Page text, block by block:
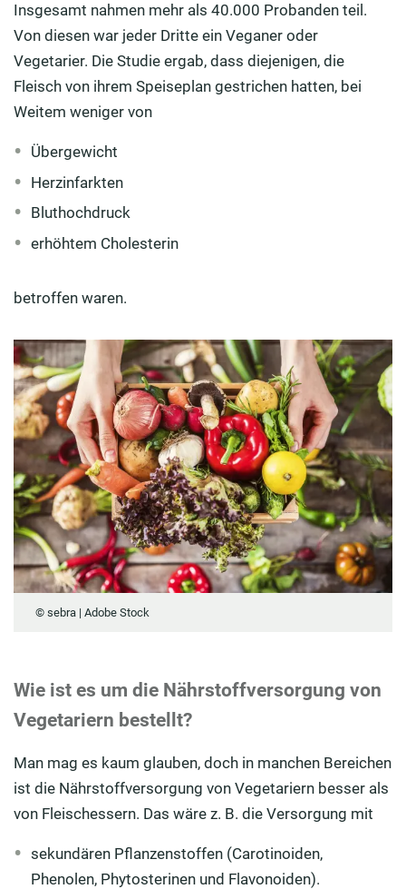
Insgesamt nahmen mehr als 40.000 Probanden teil.
Von diesen war jeder Dritte ein Veganer oder
Vegetarier. Die Studie ergab, dass diejenigen, die
Fleisch von ihrem Speiseplan gestrichen hatten, bei
Weitem weniger von
Übergewicht
Herzinfarkten
Bluthochdruck
erhöhtem Cholesterin
betroffen waren.
© sebra | Adobe Stock
Wie ist es um die Nährstoffversorgung von
Vegetariern bestellt?
Man mag es kaum glauben, doch in manchen Bereichen
ist die Nährstoffversorgung von Vegetariern besser als
von Fleischessern. Das wäre z. B. die Versorgung mit
sekundären Pflanzenstoffen (Carotinoiden,
Phenolen, Phytosterinen und Flavonoiden).